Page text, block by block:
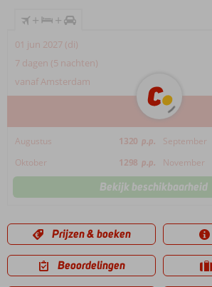
+ +
01 jun 2027 (di)
7 dagen (5 nachten)
vanaf Amsterdam
Augustus 1320 p.p. September
Oktober
1298 p.p. November
Bekijk beschikbaarheid
Prijzen & boeken
Beoordelingen